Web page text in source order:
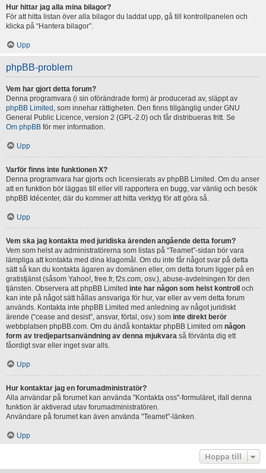
Hur hittar jag alla mina bilagor?
För att hitta listan över alla bilagor du laddat upp, gå till kontrollpanelen och
klicka på “Hantera bilagor”.
Upp
phpBB-problem
Vem har gjort detta forum?
Denna programvara (i sin oförändrade form) är producerad av, släppt av
phpBB Limited , som innehar rättigheten. Den finns tillgänglig under GNU
General Public Licence, version 2 (GPL-2.0) och får distribueras fritt. Se
Om phpBB för mer information.
Upp
Varför finns inte funktionen X?
Denna programvara har gjorts och licensierats av phpBB Limited. Om du anser
att en funktion bör läggas till eller vill rapportera en bugg, var vänlig och besök
phpBB Idécenter, där du kommer att hitta verktyg för att göra så.
Upp
Vem ska jag kontakta med juridiska ärenden angående detta forum?
Vem som helst av administratörerna som listas på “Teamet”-sidan bör vara
lämpliga att kontakta med dina klagomål. Om du inte får något svar på detta
sätt så kan du kontakta ägaren av domänen eller, om detta forum ligger på en
gratistjänst (såsom Yahoo!, free.fr, f2s.com, osv.), abuse-avdelningen för den
tjänsten. Observera att phpBB Limited inte har någon som helst kontroll
och
kan inte på något sätt hållas ansvariga för hur, var eller av vem detta forum
används. Kontakta inte phpBB Limited med anledning av något juridiskt
ärende (“cease and desist”, ansvar, förtal, osv.) som inte direkt berör
webbplatsen phpBB.com. Om du ändå kontaktar phpBB Limited om någon
form av tredjepartsanvändning av denna mjukvara så förvänta dig ett
fåordigt svar eller inget svar alls.
Upp
Hur kontaktar jag en forumadministratör?
Alla användar på forumet kan använda "Kontakta oss"-formuläret, ifall denna
funktion är aktiverad utav forumadministratören.
Användare på forumet kan även använda "Teamet"-länken.
Upp
Hoppa till